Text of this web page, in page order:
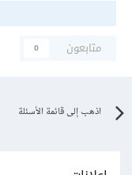
متابعون
0
اذهب إلى قائمة الأسئلة